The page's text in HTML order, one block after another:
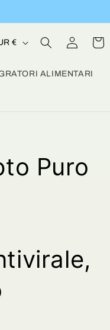
ALIMENTARI
Austria | EUR € Accedi Carrello
Puro